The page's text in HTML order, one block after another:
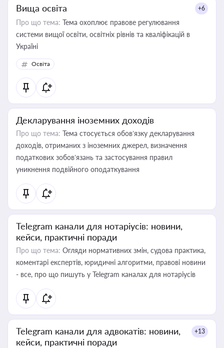
Вища освіта +6
Про що тема: Тема охоплює правове регулювання
системи вищої освіти, освітніх рівнів та кваліфікацій в
Україні
Освіта
Декларування іноземних доходів
Про що тема: Тема стосується обов’язку декларування
доходів, отриманих з іноземних джерел, визначення
податкових зобов’язань та застосування правил
уникнення подвійного оподаткування
Telegram канали для нотаріусів: новини,
кейси, практичні поради
Про що тема: Огляди нормативних змін, судова практика,
коментарі експертів, юридичні алгоритми, правові новини
- все, про що пишуть у Telegram каналах для нотаріусів
Telegram канали для адвокатів: новини,
кейси, практичні поради
+13